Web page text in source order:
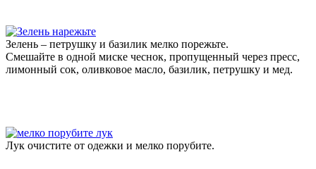
Зелень – петрушку и базилик мелко порежьте.
Смешайте в одной миске чеснок, пропущенный через пресс,
лимонный сок, оливковое масло, базилик, петрушку и мед.
Лук очистите от одежки и мелко порубите.